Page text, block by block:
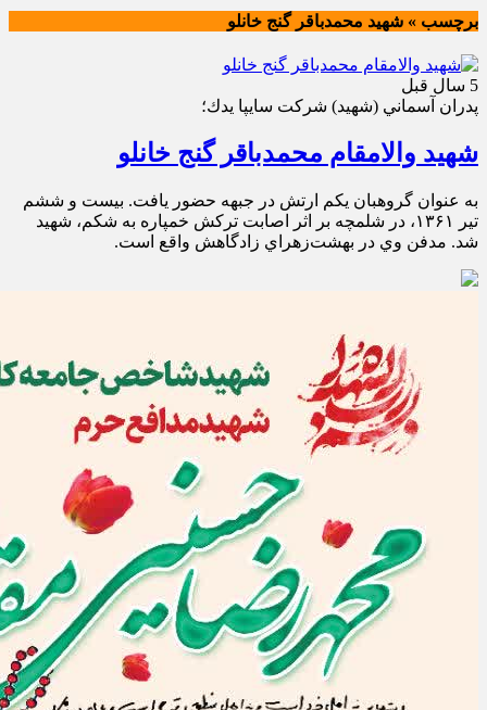
برچسب » شهيد محمدباقر گنج خانلو
5 سال قبل
پدران آسماني (شهيد) شركت سايپا يدك؛
شهید والامقام محمدباقر گنج خانلو
به عنوان گروهبان يكم ارتش در جبهه حضور يافت. بيست و ششم
تير ۱۳۶۱، در شلمچه بر اثر اصابت تركش خمپاره به شكم، شهيد
شد. مدفن وي در بهشت‌زهراي زادگاهش واقع است.